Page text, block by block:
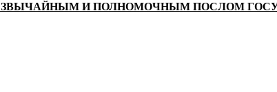
И ПОЛНОМОЧНЫМ ПОСЛОМ